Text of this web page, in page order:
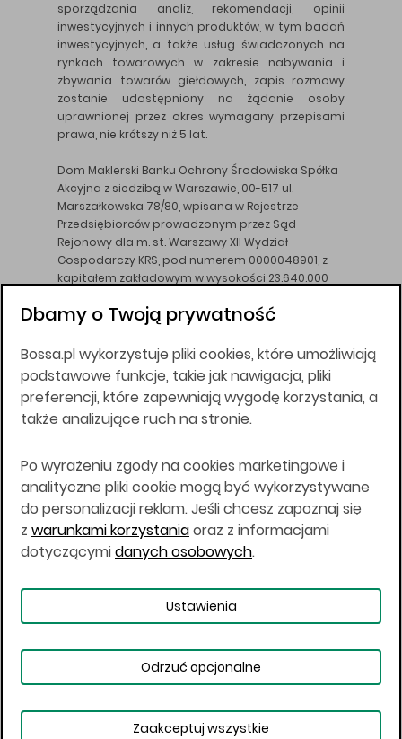
sporządzania analiz, rekomendacji, opinii
inwestycyjnych i innych produktów, w tym badań
inwestycyjnych, a także usług świadczonych na
rynkach towarowych w zakresie nabywania i
zbywania towarów giełdowych, zapis rozmowy
zostanie udostępniony na żądanie osoby
uprawnionej przez okres wymagany przepisami
prawa, nie krótszy niż 5 lat.
Dom Maklerski Banku Ochrony Środowiska Spółka
Akcyjna z siedzibą w Warszawie, 00-517 ul.
Marszałkowska 78/80, wpisana w Rejestrze
Przedsiębiorców prowadzonym przez Sąd
Rejonowy dla m. st. Warszawy XII Wydział
Gospodarczy KRS, pod numerem 0000048901, z
kapitałem zakładowym w wysokości 23.640.000
DM BOŚ działa na podstawie zezwolenia KNF z dnia
Wszelkie informacje na niniejszej stronie w tym
informacje o produktach inwestycyjnych nie są
kierowane do osób mających miejsce
zamieszkania lub pobytu w Stanach
Japonii, ani w dowolnej innej jurysdykcji, w której
taki materiał byłby sprzeczny z prawem lub w
których zgodne z prawem nabycie produktów
inwestycyjnych nie jest możliwe lub w której nie
jest możliwe złożenie oferty. Prawa obowiązujące
w danej jurysdykcji określają, czy jest możliwe
nabycie poszczególnych produktów
Copyright © 2026 BOŚ | BOSSA.PL
Warunki korzystania
Dane osobowe
Dbamy o Twoją prywatność
Bossa.pl wykorzystuje pliki cookies, które umożliwiają
podstawowe funkcje, takie jak nawigacja, pliki
preferencji, które zapewniają wygodę korzystania, a
także analizujące ruch na stronie.
Po wyrażeniu zgody na cookies marketingowe i
analityczne pliki cookie mogą być wykorzystywane
do personalizacji reklam. Jeśli chcesz zapoznaj się
z warunkami korzystaniaoraz z informacjami
dotyczącymidanych osobowych.
Ustawienia
Odrzuć opcjonalne
Zaakceptuj wszystkie